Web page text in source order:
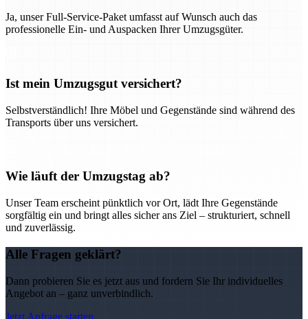
Ja, unser Full-Service-Paket umfasst auf Wunsch auch das
professionelle Ein- und Auspacken Ihrer Umzugsgüter.
Ist mein Umzugsgut versichert?
Selbstverständlich! Ihre Möbel und Gegenstände sind während des
Transports über uns versichert.
Wie läuft der Umzugstag ab?
Unser Team erscheint pünktlich vor Ort, lädt Ihre Gegenstände
sorgfältig ein und bringt alles sicher ans Ziel – strukturiert, schnell
und zuverlässig.
Alle Fragen geklärt?
Dann probieren Sie es jetzt aus und fordern Sie Ihr individuelles
Angebot an – ganz unverbindlich.
Jetzt Anfrage starten